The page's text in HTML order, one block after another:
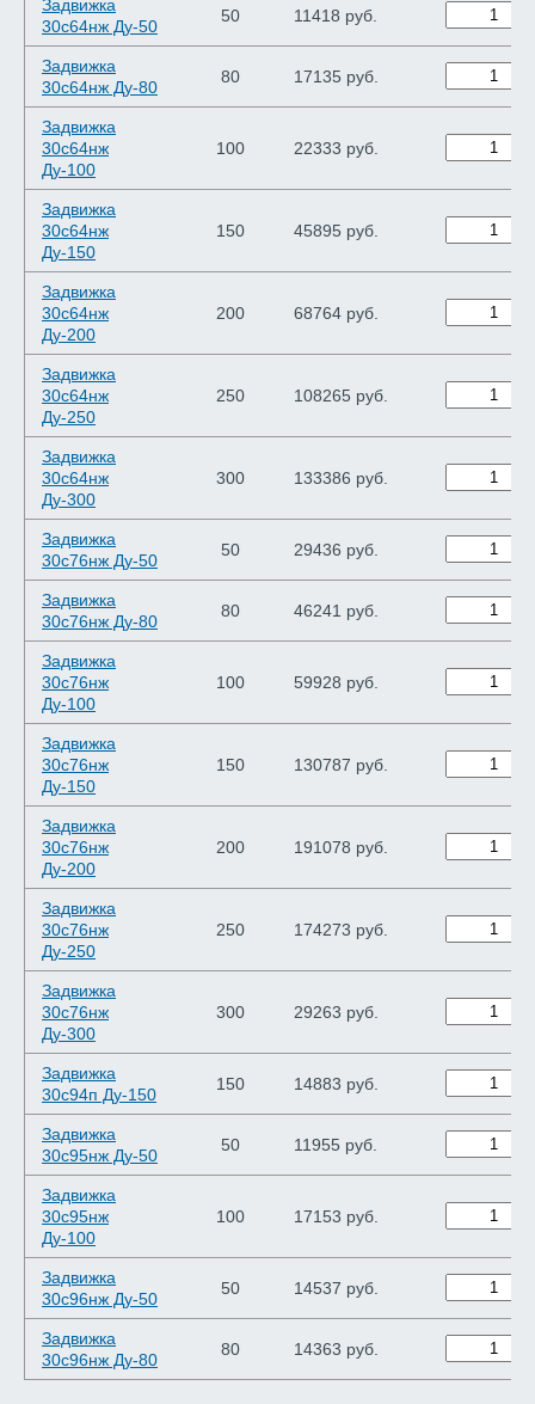
Задвижка
30с64нж Ду-50
50 11418 руб.
Задвижка
30с64нж Ду-80
80 17135 руб.
Задвижка
30с64нж
Ду-100
100 22333 руб.
Задвижка
30с64нж
Ду-150
150 45895 руб.
Задвижка
30с64нж
Ду-200
200 68764 руб.
Задвижка
30с64нж
Ду-250
250 108265 руб.
Задвижка
30с64нж
Ду-300
300 133386 руб.
Задвижка
30с76нж Ду-50
50 29436 руб.
Задвижка
30с76нж Ду-80
80 46241 руб.
Задвижка
30с76нж
Ду-100
100 59928 руб.
Задвижка
30с76нж
Ду-150
150 130787 руб.
Задвижка
30с76нж
Ду-200
200 191078 руб.
Задвижка
30с76нж
Ду-250
250 174273 руб.
Задвижка
30с76нж
Ду-300
300 29263 руб.
Задвижка
30с94п Ду-150
150 14883 руб.
Задвижка
30с95нж Ду-50
50 11955 руб.
Задвижка
30с95нж
Ду-100
100 17153 руб.
Задвижка
30с96нж Ду-50
50 14537 руб.
Задвижка
30с96нж Ду-80
80 14363 руб.